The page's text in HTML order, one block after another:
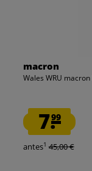
macron
Wales WRU
7.99
antes1 45,00 €